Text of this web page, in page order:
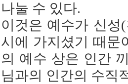
나눌 수 있다.
이것은 예수가 신
시에 가지셨기 때문
의 예수 상은 인간
님과의 인간의 수직